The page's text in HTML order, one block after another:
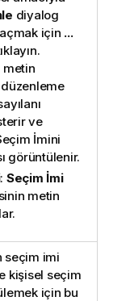
diyalog
için ...
metin
ve
İmini
görüntülenir.
: Seçim İmi
metin
seçim imi
kişisel seçim
için bu